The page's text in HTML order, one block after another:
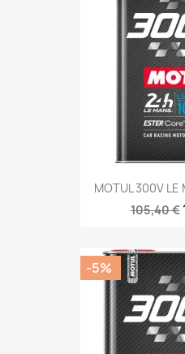
MOTUL 300V LE
105,40 €
-5%